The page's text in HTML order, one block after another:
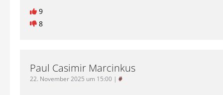
9
8
Paul Casimir Marcinkus
22. November 2025 um 15:00 | #